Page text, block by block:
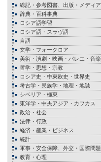
総記・参考図書、出版・メディア
辞典・百科事典
ロシア語学習
ロシア語・スラヴ語
言語
文学・フォークロア
美術・演劇・映画・バレエ・音楽
哲学・思想・宗教
ロシア史・中東欧史・世界史
考古学・民族学・地理・地誌
シベリア・極東
東洋学・中央アジア・カフカス
政治・社会
法律・行政
経済・産業・ビジネス
統計
軍事・安全保障、外交・国際問題
教育・心理